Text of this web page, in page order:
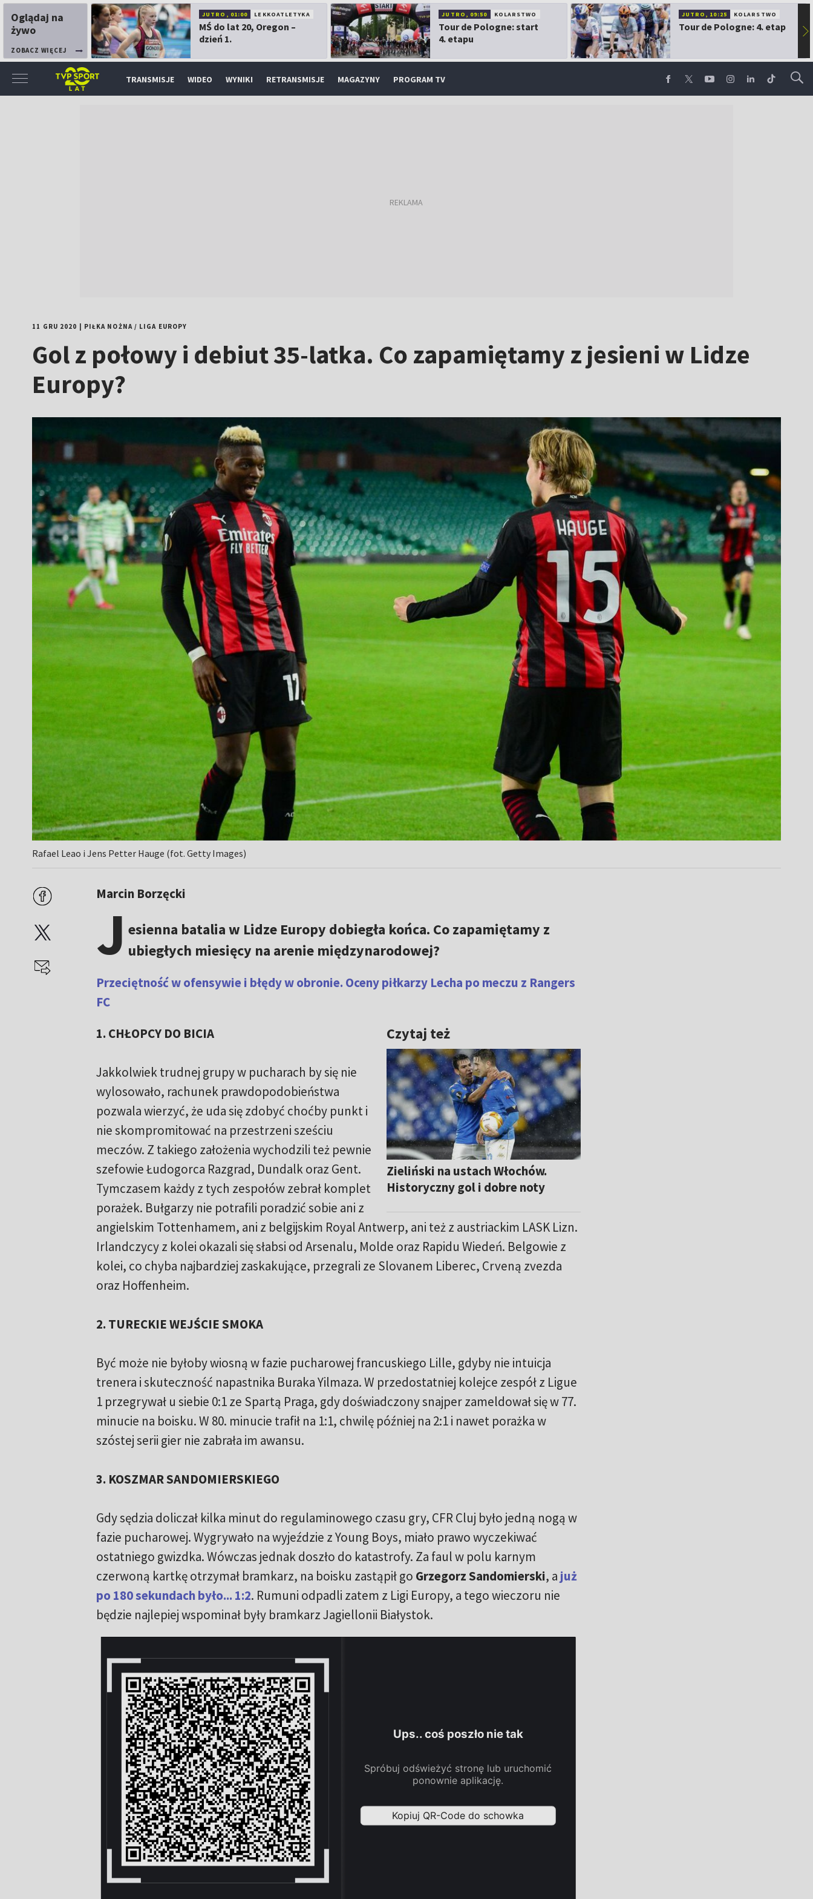
Oglądaj na
żywo
ZOBACZ WIĘCEJ
JUTRO, 01:00 LEKKOATLETYKA
MŚ do lat 20, Oregon –
dzień 1.
JUTRO, 09:50 KOLARSTWO
Tour de Pologne: start
4. etapu
JUTRO, 10:25 KOLARSTWO
Tour de Pologne: 4. etap ▶
TRANSMISJE WIDEO WYNIKI RETRANSMISJE MAGAZYNY PROGRAM TV
11 GRU 2020 PIŁKA NOŻNA/ LIGA EUROPY
Gol z połowy i debiut 35-latka. Co zapamiętamy z jesieni w Lidze
Europy?
Rafael Leao i Jens Petter Hauge (fot. Getty Images)
Marcin Borzęcki
J esienna batalia w Lidze Europy dobiegła końca. Co zapamiętamy z
ubiegłych miesięcy na arenie międzynarodowej?
Przeciętność w ofensywie i błędy w obronie. Oceny piłkarzy Lecha po meczu z Rangers
FC
Czytaj też
Zieliński na ustach Włochów.
Historyczny gol i dobre noty
1. CHŁOPCY DO BICIA
Jakkolwiek trudnej grupy w pucharach by się nie
wylosowało, rachunek prawdopodobieństwa
pozwala wierzyć, że uda się zdobyć choćby punkt i
nie skompromitować na przestrzeni sześciu
meczów. Z takiego założenia wychodzili też pewnie
szefowie Łudogorca Razgrad, Dundalk oraz Gent.
Tymczasem każdy z tych zespołów zebrał komplet
porażek. Bułgarzy nie potrafili poradzić sobie ani z
angielskim Tottenhamem, ani z belgijskim Royal Antwerp, ani też z austriackim LASK Lizn.
Irlandczycy z kolei okazali się słabsi od Arsenalu, Molde oraz Rapidu Wiedeń. Belgowie z
kolei, co chyba najbardziej zaskakujące, przegrali ze Slovanem Liberec, Crveną zvezda
oraz Hoffenheim.
2. TURECKIE WEJŚCIE SMOKA
Być może nie byłoby wiosną w fazie pucharowej francuskiego Lille, gdyby nie intuicja
trenera i skuteczność napastnika Buraka Yilmaza. W przedostatniej kolejce zespół z Ligue
1 przegrywał u siebie 0:1 ze Spartą Praga, gdy doświadczony snajper zameldował się w 77.
minucie na boisku. W 80. minucie trafił na 1:1, chwilę później na 2:1 i nawet porażka w
szóstej serii gier nie zabrała im awansu.
3. KOSZMAR SANDOMIERSKIEGO
Gdy sędzia doliczał kilka minut do regulaminowego czasu gry, CFR Cluj było jedną nogą w
fazie pucharowej. Wygrywało na wyjeździe z Young Boys, miało prawo wyczekiwać
ostatniego gwizdka. Wówczas jednak doszło do katastrofy. Za faul w polu karnym
czerwoną kartkę otrzymał bramkarz, na boisku zastąpił go Grzegorz Sandomierski, a już
po 180 sekundach było... 1:2. Rumuni odpadli zatem z Ligi Europy, a tego wieczoru nie
będzie najlepiej wspominał były bramkarz Jagiellonii Białystok.